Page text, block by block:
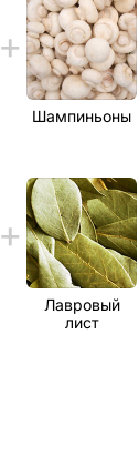
Шампиньоны
Лавровый
лист